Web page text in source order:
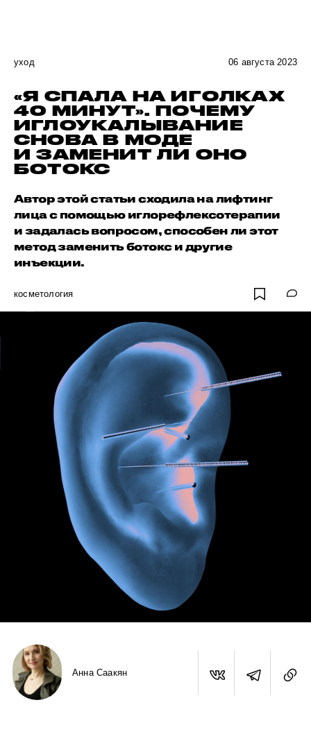
уход 06 августа 2023
«Я СПАЛА НА ИГОЛКАХ
40 МИНУТ». ПОЧЕМУ
ИГЛОУКАЛЫВАНИЕ
СНОВА В МОДЕ
И ЗАМЕНИТ ЛИ ОНО
БОТОКС
Автор этой статьи сходила на лифтинг
лица с помощью иглорефлексотерапии
и задалась вопросом, способен ли этот
метод заменить ботокс и другие
инъекции.
косметология
Анна Саакян